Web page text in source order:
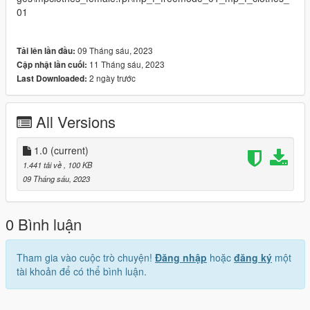
01
Tải lên lần đầu: 09 Tháng sáu, 2023
Cập nhật lần cuối: 11 Tháng sáu, 2023
Last Downloaded: 2 ngày trước
All Versions
1.0 (current)
1.441 tải về
, 100 KB
09 Tháng sáu, 2023
0 Bình luận
Tham gia vào cuộc trò chuyện! Đăng nhập hoặc đăng ký một
tài khoản để có thể bình luận.